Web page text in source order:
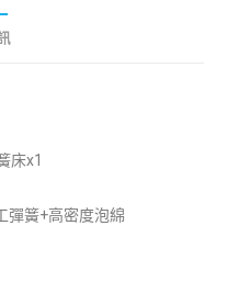
床x1
彈簧+高密度泡綿